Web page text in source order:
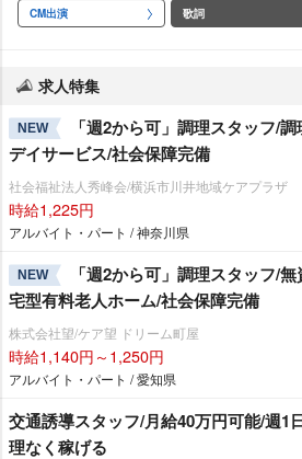
CM出演 歌詞
求人特集
NEW
「週2から可」調理スタッフ/
デイサービス/社会保障完備
社会福祉法人秀峰会/横浜市川井地域ケアプラザ
時給1,225円
アルバイト・パート / 神奈川県
NEW
「週2から可」調理スタッフ/
宅型有料老人ホーム/社会保障完備
株式会社望/ケア望 ドリーム町屋
時給1,140円～1,250円
アルバイト・パート / 愛知県
交通誘導スタッフ/月給40万円可能/週1
理なく稼げる